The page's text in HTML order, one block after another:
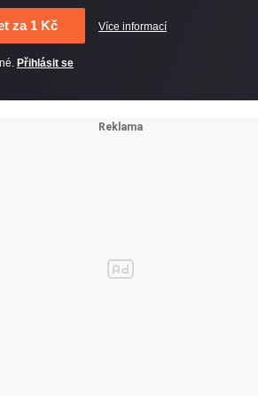
za 1 Kč Více informací
Přihlásit se